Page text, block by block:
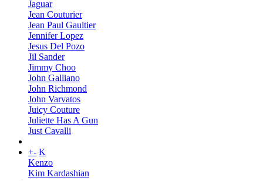
Jaguar
Jean Couturier
Jean Paul Gaultier
Jennifer Lopez
Jesus Del Pozo
Jil Sander
Jimmy Choo
John Galliano
John Richmond
John Varvatos
Juicy Couture
Juliette Has A Gun
Just Cavalli
+- K
Kenzo
Kim Kardashian